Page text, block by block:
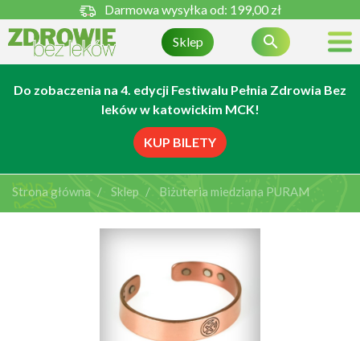
Darmowa wysyłka od: 199,00 zł
Sklep 
Do zobaczenia na 4. edycji Festiwalu Pełnia Zdrowia Bez
leków w katowickim MCK!
KUP BILETY
Strona główna Sklep Biżuteria miedziana PURAM